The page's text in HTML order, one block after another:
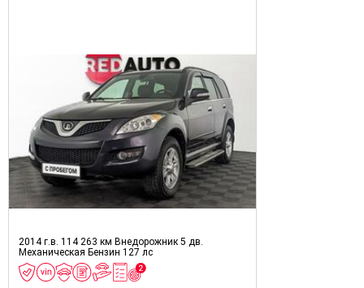
2014 г.в. 114 263 км Внедорожник 5 дв.
Механическая Бензин 127 лс